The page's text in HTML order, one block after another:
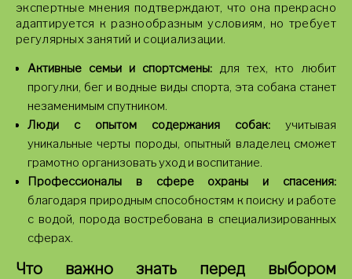
экспертные мнения подтверждают, что она прекрасно
адаптируется к разнообразным условиям, но требует
регулярных занятий и социализации.
Активные семьи и спортсмены: для тех, кто любит
прогулки, бег и водные виды спорта, эта собака станет
незаменимым спутником.
Люди с опытом содержания собак: учитывая
уникальные черты породы, опытный владелец сможет
грамотно организовать уход и воспитание.
Профессионалы в сфере охраны и спасения:
благодаря природным способностям к поиску и работе
с водой, порода востребована в специализированных
сферах.
Что важно знать перед выбором